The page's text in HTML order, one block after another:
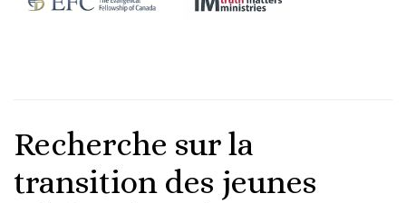
Recherche sur la
transition des jeunes